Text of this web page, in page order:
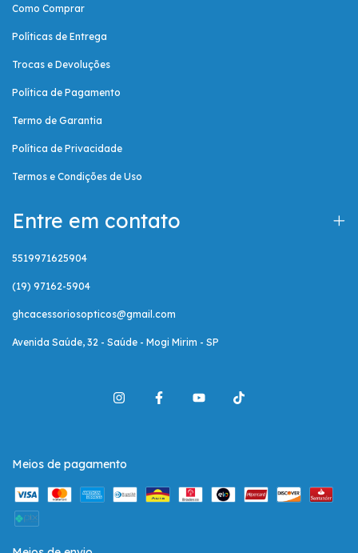
Como Comprar
Políticas de Entrega
Trocas e Devoluções
Política de Pagamento
Termo de Garantia
Política de Privacidade
Termos e Condições de Uso
Entre em contato
5519971625904
(19) 97162-5904
ghcacessoriosopticos@gmail.com
Avenida Saúde, 32 - Saúde - Mogi Mirim - SP
Meios de pagamento